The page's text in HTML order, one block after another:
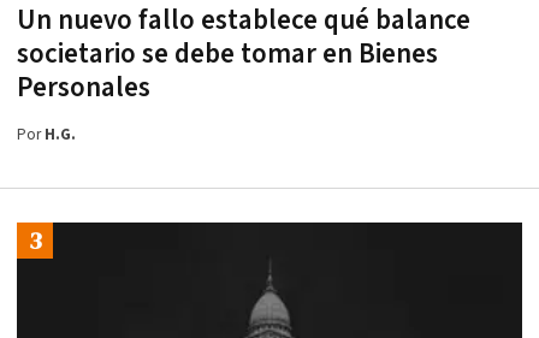
Un nuevo fallo establece qué balance
societario se debe tomar en Bienes
Personales
PorH.G.